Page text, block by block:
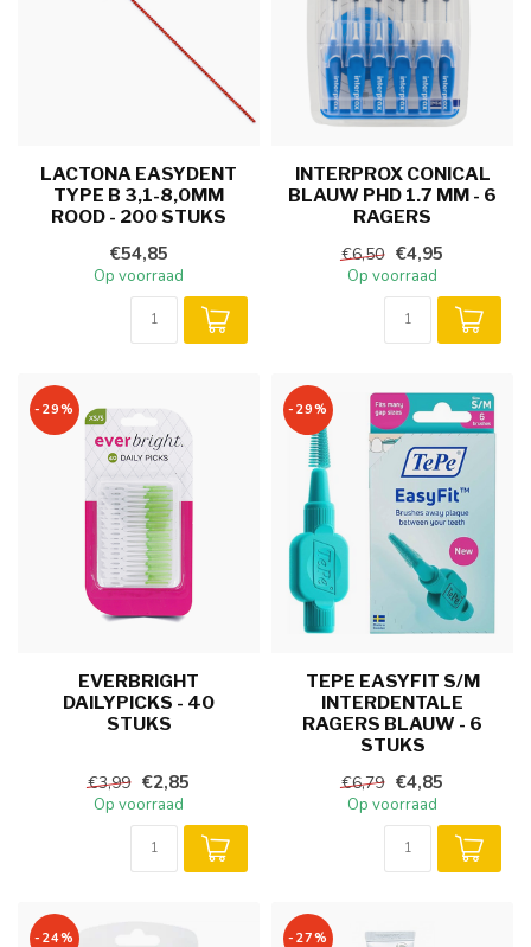
LACTONA EASYDENT
TYPE B 3,1-8,0MM
ROOD - 200 STUKS
€54,85
Op voorraad
INTERPROX CONICAL
BLAUW PHD 1.7 MM - 6
RAGERS
€6,50 €4,95
Op voorraad
-29%
EVERBRIGHT
DAILYPICKS - 40
STUKS
€3,99 €2,85
Op voorraad
-29%
TEPE EASYFIT S/M
INTERDENTALE
RAGERS BLAUW - 6
STUKS
€6,79 €4,85
Op voorraad
-24% -27%